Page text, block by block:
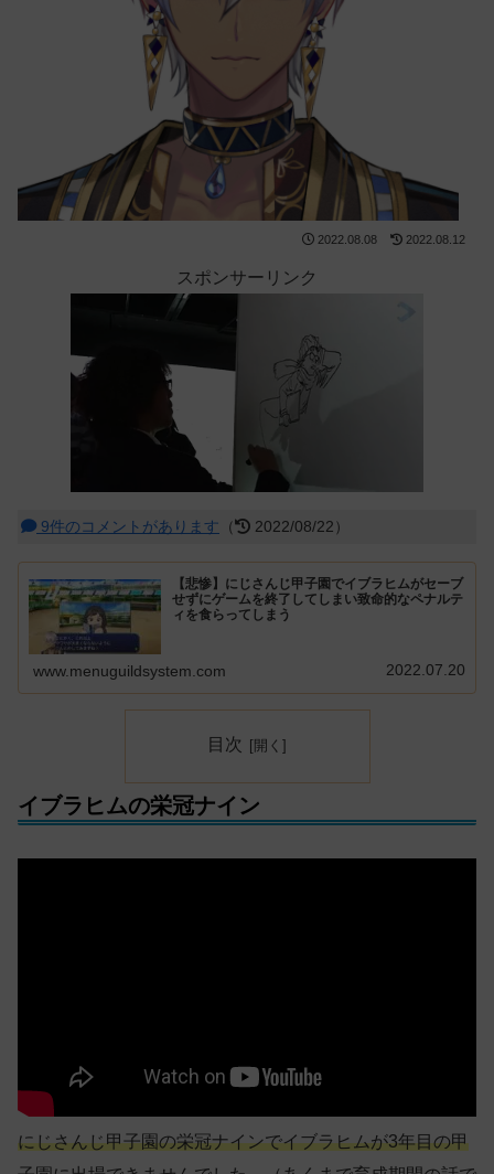
2022.08.08 2022.08.12
スポンサーリンク
9件のコメントがあります （ 2022/08/22）
【悲惨】にじさんじ甲子園でイブラヒムがセーブ
せずにゲームを終了してしまい致命的なペナルテ
ィを食らってしまう
www.menuguildsystem.com 2022.07.20
目次
イブラヒムの栄冠ナイン
にじさんじ甲子園の栄冠ナインでイブラヒムが3年目の甲